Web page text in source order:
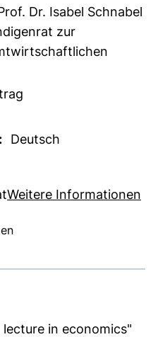
Dr. Isabel Schnabel
zur
Deutsch
Weitere Informationen
in economics"